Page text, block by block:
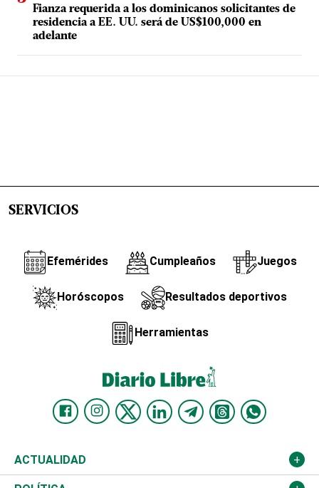
Fianza requerida a los dominicanos solicitantes de
residencia a EE. UU. será de US$100,000 en
adelante
SERVICIOS
Efemérides Cumpleaños Juegos
Horóscopos Resultados deportivos
Herramientas
ACTUALIDAD